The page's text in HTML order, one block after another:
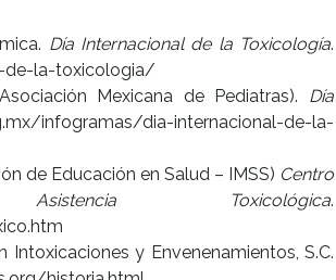
Día Internacional de la Toxicología.
la-toxicologia/
Mexicana de Pediatras). Día
infogramas/dia-internacional-de-la-
de Educación en Salud – IMSS) Centro
Toxicológica.
y Envenenamientos, S.C.